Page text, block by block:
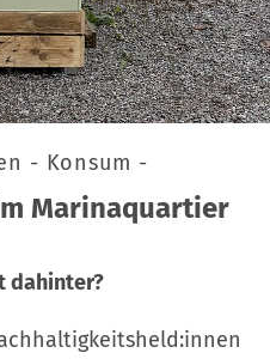
- Konsum -
Marinaquartier
dahinter?